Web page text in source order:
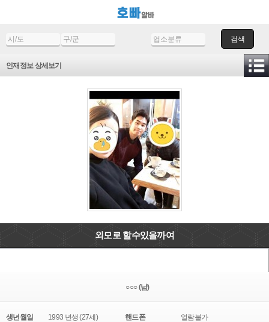
검색
인재정보 상세보기
외모로 할수있을까여
○○○ (남)
생년월일 1993 년생 (27세) 핸드폰 열람불가